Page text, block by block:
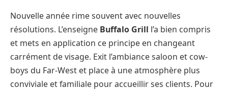
Nouvelle année rime souvent avec nouvelles
résolutions. L’enseigne Buffalo Grill l’a bien compris
et mets en application ce principe en changeant
carrément de visage. Exit l’ambiance saloon et cow-
boys du Far-West et place à une atmosphère plus
conviviale et familiale pour accueillir ses clients. Pour